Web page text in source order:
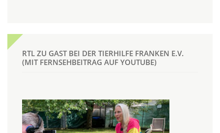
RTL ZU GAST BEI DER TIERHILFE FRANKEN E.V.
(MIT FERNSEHBEITRAG AUF YOUTUBE)